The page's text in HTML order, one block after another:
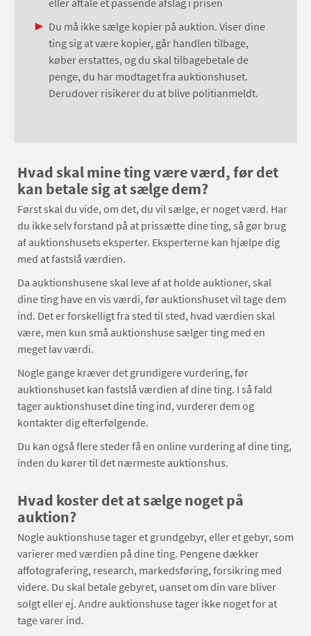
eller aftale et passende afslag i prisen
Du må ikke sælge kopier på auktion. Viser dine
ting sig at være kopier, går handlen tilbage,
køber erstattes, og du skal tilbagebetale de
penge, du har modtaget fra auktionshuset.
Derudover risikerer du at blive politianmeldt.
Hvad skal mine ting være værd, før det
kan betale sig at sælge dem?
Først skal du vide, om det, du vil sælge, er noget værd. Har
du ikke selv forstand på at prissætte dine ting, så gør brug
af auktionshusets eksperter. Eksperterne kan hjælpe dig
med at fastslå værdien.
Da auktionshusene skal leve af at holde auktioner, skal
dine ting have en vis værdi, før auktionshuset vil tage dem
ind. Det er forskelligt fra sted til sted, hvad værdien skal
være, men kun små auktionshuse sælger ting med en
meget lav værdi.
Nogle gange kræver det grundigere vurdering, før
auktionshuset kan fastslå værdien af dine ting. I så fald
tager auktionshuset dine ting ind, vurderer dem og
kontakter dig efterfølgende.
Du kan også flere steder få en online vurdering af dine ting,
inden du kører til det nærmeste auktionshus.
Hvad koster det at sælge noget på
auktion?
Nogle auktionshuse tager et grundgebyr, eller et gebyr, som
varierer med værdien på dine ting. Pengene dækker
affotografering, research, markedsføring, forsikring med
videre. Du skal betale gebyret, uanset om din vare bliver
solgt eller ej. Andre auktionshuse tager ikke noget for at
tage varer ind.